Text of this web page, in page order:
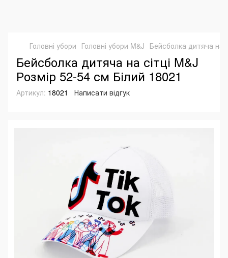
Головні убори Головні убори M&J Бейсболка дитяча на
Бейсболка дитяча на сітці M&J
Розмір 52-54 см Білий 18021
Артикул: 18021 Написати відгук